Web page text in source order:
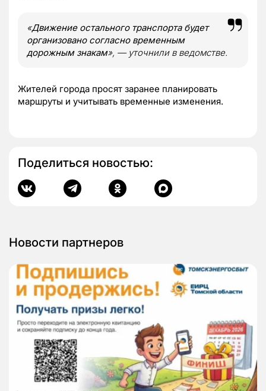
«Движение остального транспорта будет
организовано согласно временным
дорожным знакам», — уточнили в ведомстве.
Жителей города просят заранее планировать
маршруты и учитывать временные изменения.
Поделиться новостью:
Новости партнеров